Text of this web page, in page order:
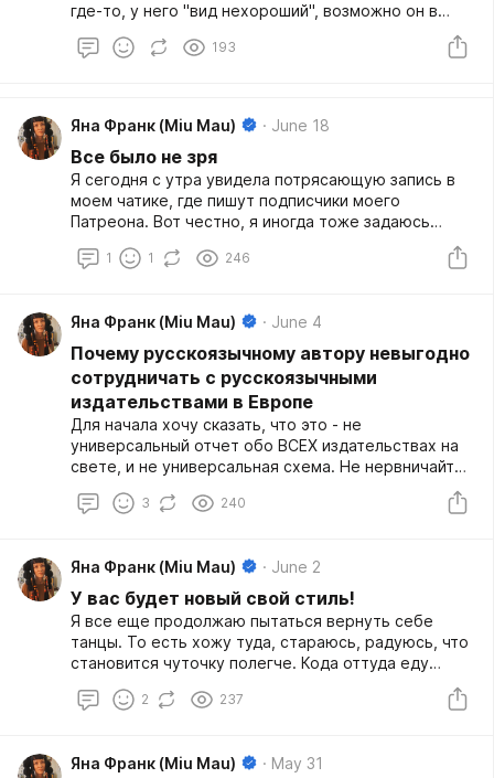
где-то, у него "вид нехороший", возможно он в
полубессознательном состоянии, или совсем уже
без сознания, его тошнит, или он держится за
193
Яна Франк (Miu Mau) June 18
Все было не зря
Я сегодня с утра увидела потрясающую запись в
моем чатике, где пишут подписчики моего
Патреона. Вот честно, я иногда тоже задаюсь
пишу, рисую, снимаю, но на самом деле часто
1 1 246
Яна Франк (Miu Mau) June 4
Почему русскоязычному автору невыгодно
сотрудничать с русскоязычными
издательствами в Европе
Для начала хочу сказать, что это - не
универсальный отчет обо ВСЕХ издательствах на
свете, и не универсальная схема. Не нервничайте,
если у вас по-другому, и вы считаете, что вас этот
текст не касается. Просто напишите в
3 240
Яна Франк (Miu Mau) June 2
У вас будет новый свой стиль!
Я все еще продолжаю пытаться вернуть себе
танцы. То есть хожу туда, стараюсь, радуюсь, что
становится чуточку полегче. Кода оттуда еду
домой, всегда думаю, что хочется еще, и то, и это,
и вон то разучить, и над этим движением
ноги я еле как переставляю, и рука левая не
2 237
Яна Франк (Miu Mau) May 31